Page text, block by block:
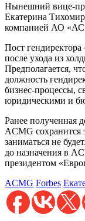
Нынешний вице-
Екатерина
компанией АО
Пост
после ухода из
Предполагается,
должность
бизнес-процессы,
юридическими и
Ранее полученная
ACMG сохранится
заниматься не
до назначения в
президентом
ACMG Forbes